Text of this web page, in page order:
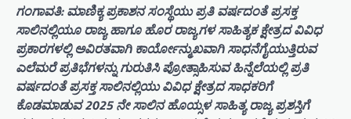
ಗಂಗಾವತಿ: ಮಾಣಿಕ್ಯ ಪ್ರಕಾಶನ ಸಂಸ್ಥೆಯು ಪ್ರತಿ ವರ್ಷದಂತೆ ಪ್ರಸಕ್ತ
ಸಾಲಿನಲ್ಲಿಯೂ ರಾಜ್ಯ ಹಾಗೂ ಹೊರ ರಾಜ್ಯಗಳ ಸಾಹಿತ್ಯಕ ಕ್ಷೇತ್ರದ ವಿವಿಧ
ಪ್ರಕಾರಗಳಲ್ಲಿ ಅವಿರತವಾಗಿ ಕಾರ್ಯೋನ್ಮುಖವಾಗಿ ಸಾಧನೆಗೈಯುತ್ತಿರುವ
ಎಲೆಮರೆ ಪ್ರತಿಭೆಗಳನ್ನು ಗುರುತಿಸಿ ಪ್ರೋತ್ಸಾಹಿಸುವ ಹಿನ್ನೆಲೆಯಲ್ಲಿ ಪ್ರತಿ
ವರ್ಷದಂತೆ ಪ್ರಸಕ್ತ ಸಾಲಿನಲ್ಲಿಯು ವಿವಿಧ ಕ್ಷೇತ್ರದ ಸಾಧಕರಿಗೆ
ಕೊಡಮಾಡುವ 2025 ನೇ ಸಾಲಿನ ಹೊಯ್ಸಳ ಸಾಹಿತ್ಯ ರಾಜ್ಯ ಪ್ರಶಸ್ತಿಗೆ